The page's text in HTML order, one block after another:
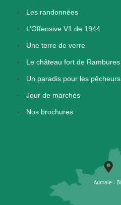
Les randonnées
L’Offensive V1 de 1944
Une terre de verre
Le château fort de Rambures
Un paradis pour les pêcheurs
Jour de marchés
Nos brochures